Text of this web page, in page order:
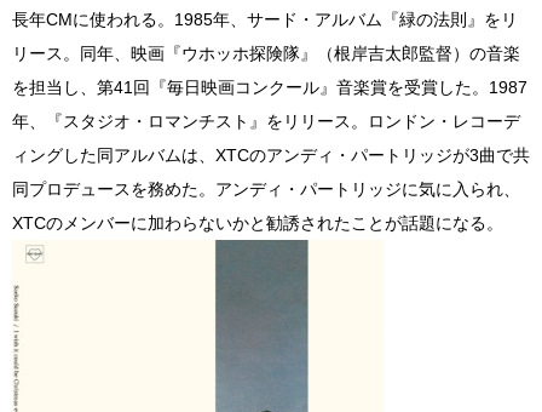
長年CMに使われる。1985年、サード・アルバム『緑の法則』をリ
リース。同年、映画『ウホッホ探険隊』（根岸吉太郎監督）の音楽
を担当し、第41回『毎日映画コンクール』音楽賞を受賞した。1987
年、『スタジオ・ロマンチスト』をリリース。ロンドン・レコーデ
ィングした同アルバムは、XTCのアンディ・パートリッジが3曲で共
同プロデュースを務めた。アンディ・パートリッジに気に入られ、
XTCのメンバーに加わらないかと勧誘されたことが話題になる。